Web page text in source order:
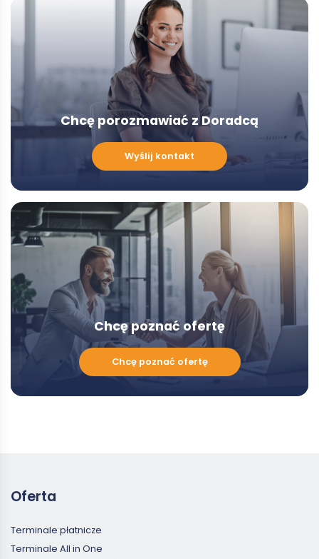
Chcę porozmawiać z Doradcą
porozmawiać
Doradcą
-
Modal
Wyślij kontakt
Chcę poznać ofertę
Chcę
Chcę poznać ofertę
Oferta
Terminale płatnicze
Terminale All in One